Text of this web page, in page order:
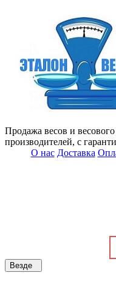
Продажа весов и
производителей, с
О нас Доставка
Везде